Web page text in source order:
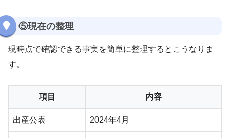
⑤現在の整理
現時点で確認できる事実を簡単に整理するとこうなりま
す。
項目 内容
出産公表 2024年4月